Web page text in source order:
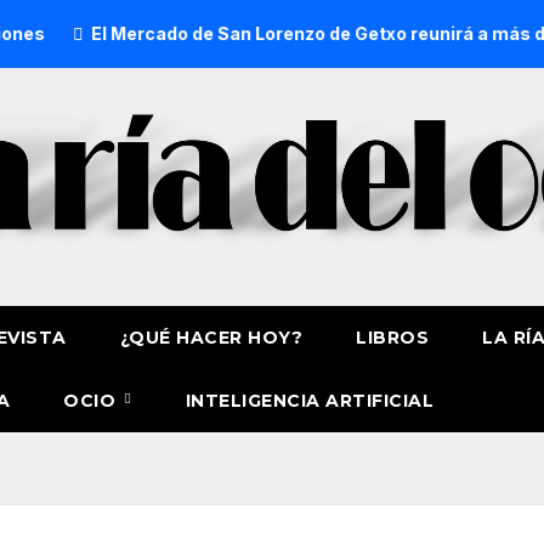
de San Lorenzo de Getxo reunirá a más de 50
¿QUÉ HACER HOY? LIBROS LA
OCIO INTELIGENCIA ARTIFICIAL